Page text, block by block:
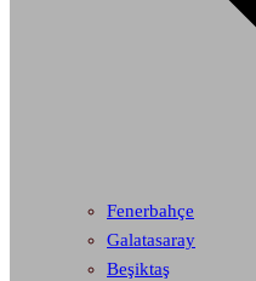
Fenerbahçe
Galatasaray
Beşiktaş